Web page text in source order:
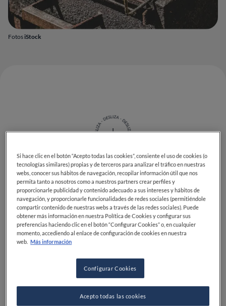
Fotos iStock
Descubre nuestra guía con
deliciosas alternativas
vegetales para tu barbacoa.
Las barbacoas veganas son cada vez más populares.
Tanto si eres un vegano convencido como si sólo
quieres reducir tu consumo de carne, una barbacoa
vegana puede ser una forma estupenda de disfrutar de
Si hace clic en el botón “Acepto todas las cookies”, consiente el uso de cookies (o
tecnologías similares) propias y de terceros para analizar el tráfico en nuestras
webs, conocer sus hábitos de navegación, recopilar información útil que nos
permita tanto a nosotros como a nuestros partners crear perfiles y
proporcionarle publicidad y contenido adecuado a sus intereses y hábitos de
navegación, y proporcionarle funcionalidades de redes sociales (permitiéndole
compartir contenido de nuestras webs a través de las redes sociales). Puede
obtener más información en nuestra Política de Cookies y configurar sus
preferencias haciendo clic en el botón “Configurar Cookies” o, en cualquier
momento, accediendo al enlace de configuración de cookies en nuestra
web. Más información
Configurar Cookies
Acepto todas las cookies